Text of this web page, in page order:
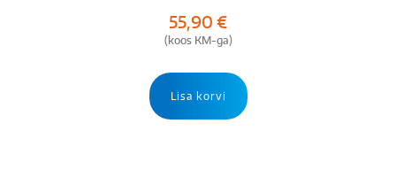
55,90 €
(koos KM-ga)
Lisa korvi